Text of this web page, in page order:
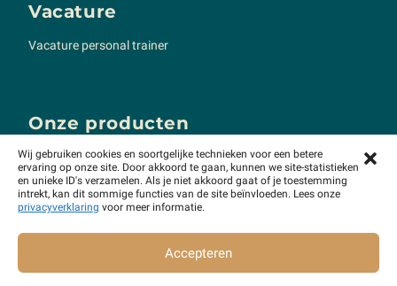
Wij gebruiken cookies en soortgelijke technieken voor een betere
ervaring op onze site. Door akkoord te gaan, kunnen we site-statistieken
en unieke ID's verzamelen. Als je niet akkoord gaat of je toestemming
intrekt, kan dit sommige functies van de site beïnvloeden. Lees onze
privacyverklaring voor meer informatie.
Accepteren
Vacature
Vacature personal trainer
Onze producten
Mijn lichaam als sportschool
De kracht van slim trainen
Bereken je eiwit behoefte
Personal trainer Leeuwarden